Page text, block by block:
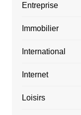
Entreprise
Immobilier
International
Internet
Loisirs